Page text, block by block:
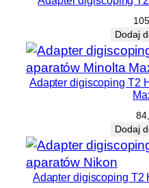
Dodaj
Adapter digiscoping T2
Dodaj
Adapter digiscoping T2